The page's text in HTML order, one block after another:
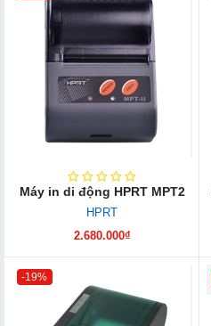
Máy in di động HPRT MPT2
HPRT
2.680.000₫
-19%